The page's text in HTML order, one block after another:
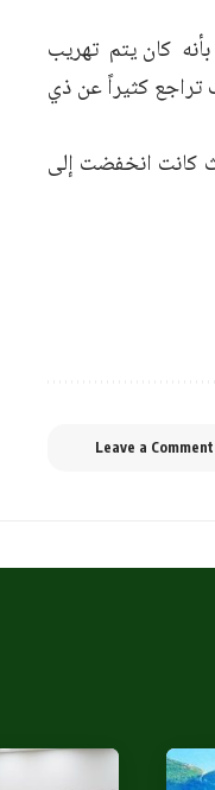
بأنه كان يتم تهريب
تراجع كثيراً عن ذي
كانت انخفضت إلى
Leave a Comment